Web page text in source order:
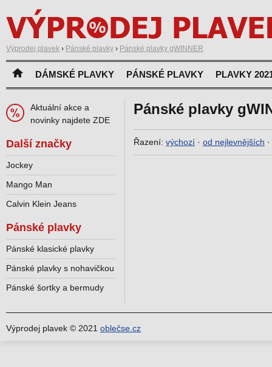
Výprodej plavek › Pánské plavky › Pánské plavky gWINNER
DÁMSKÉ PLAVKY PÁNSKÉ PLAVKY PLAVKY
Pánské plavky
Řazení: výchozí · od nejlevnějších ·
Aktuální akce a
novinky najdete ZDE
Další značky
Jockey
Mango Man
Calvin Klein Jeans
Pánské plavky
Pánské klasické plavky
Pánské plavky s nohavičkou
Pánské šortky a bermudy
Výprodej plavek © 2021 oblečse.cz